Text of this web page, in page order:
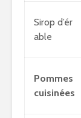
Sirop d’ér
able
Pommes
cuisinées